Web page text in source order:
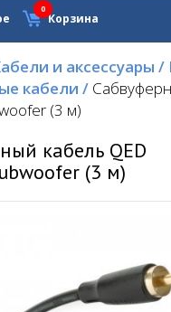
Корзина
0
и аксессуары /
кабели /
(3 м)
кабель QED
(3 м)